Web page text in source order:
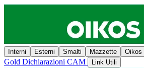
Interni Esterni Smalti Mazzette Oikos
Gold Dichiarazioni CAM Link Utili